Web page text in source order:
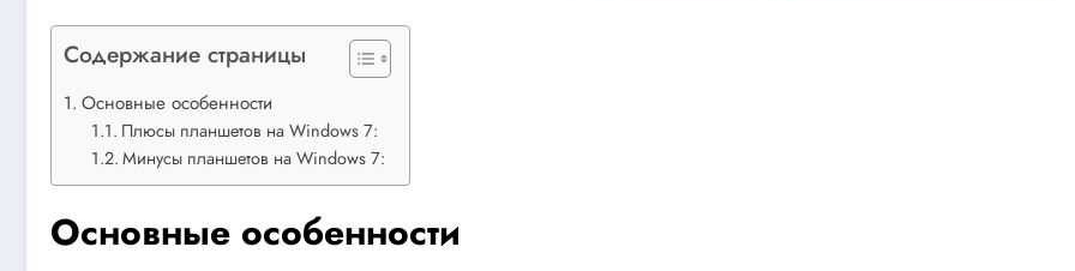
Содержание страницы
Основные особенности
Плюсы планшетов на Windows 7:
Минусы планшетов на Windows 7:
Основные особенности